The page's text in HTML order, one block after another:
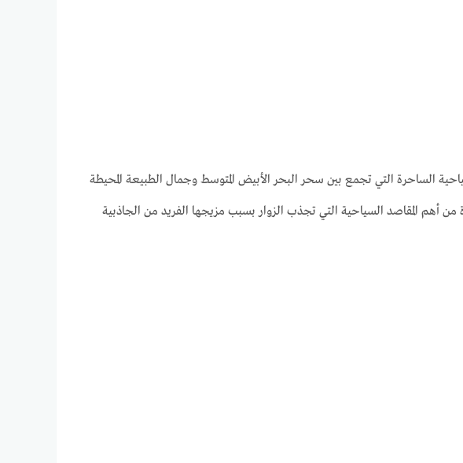
الساحرة التي تجمع بين سحر البحر الأبيض المتوسط وجمال الطبيعة المحيطة
أهم المقاصد السياحية التي تجذب الزوار بسبب مزيجها الفريد من الجاذبية